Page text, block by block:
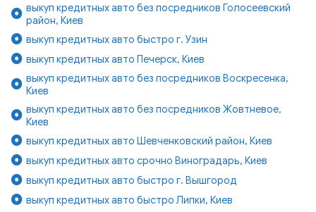
выкуп кредитных авто без посредников Голосеевский
район, Киев
выкуп кредитных авто быстро г. Узин
выкуп кредитных авто Печерск, Киев
выкуп кредитных авто без посредников Воскресенка,
Киев
выкуп кредитных авто без посредников Жовтневое,
Киев
выкуп кредитных авто Шевченковский район, Киев
выкуп кредитных авто срочно Виноградарь, Киев
выкуп кредитных авто быстро г. Вышгород
выкуп кредитных авто быстро Липки, Киев